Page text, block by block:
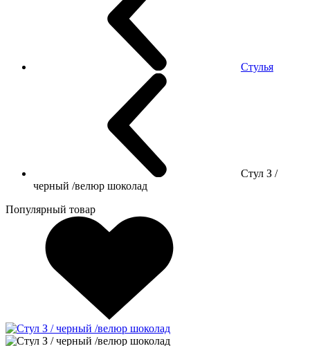
Стулья
Стул З /
черный /велюр шоколад
Популярный товар